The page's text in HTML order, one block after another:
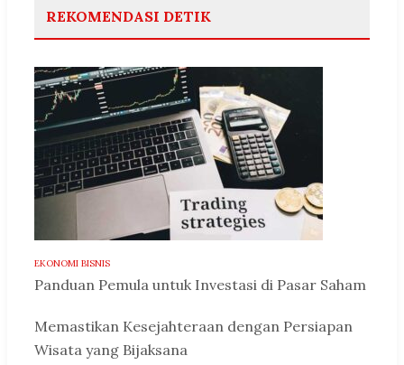
REKOMENDASI DETIK
EKONOMI BISNIS
Panduan Pemula untuk Investasi di Pasar Saham
Memastikan Kesejahteraan dengan Persiapan
Wisata yang Bijaksana